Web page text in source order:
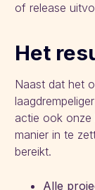
of release
Het
Naast dat het
actie ook onze
manier in te
bereikt.
Alle